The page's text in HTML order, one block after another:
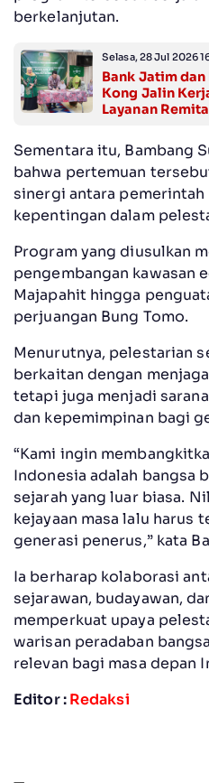
berkelanjutan.
Selasa, 28 Jul 2026
Bank Jatim
Kong Jalin
Layanan
Sementara itu, Bambang
bahwa pertemuan
sinergi antara
kepentingan dalam
Program yang diusulkan
pengembangan kawasan
Majapahit hingga
perjuangan Bung Tomo.
Menurutnya, pelestarian
berkaitan dengan
tetapi juga menjadi
dan kepemimpinan bagi
“Kami ingin
Indonesia adalah bangsa
sejarah yang luar biasa.
kejayaan masa lalu harus
generasi penerus,” kata
Ia berharap kolaborasi
sejarawan, budayawan,
memperkuat upaya
warisan peradaban
relevan bagi masa depan
Editor :Redaksi